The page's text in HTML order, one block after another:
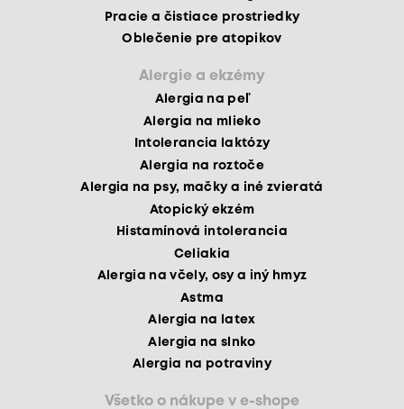
Pracie a čistiace prostriedky
Oblečenie pre atopikov
Alergie a ekzémy
Alergia na peľ
Alergia na mlieko
Intolerancia laktózy
Alergia na roztoče
Alergia na psy, mačky a iné zvieratá
Atopický ekzém
Histamínová intolerancia
Celiakia
Alergia na včely, osy a iný hmyz
Astma
Alergia na latex
Alergia na slnko
Alergia na potraviny
Všetko o nákupe v e-shope